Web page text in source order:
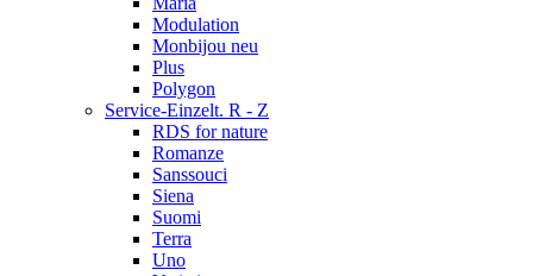
Modulation
Monbijou neu
Plus
Polygon
Service-Einzelt. R - Z
RDS for nature
Romanze
Sanssouci
Siena
Suomi
Terra
Uno